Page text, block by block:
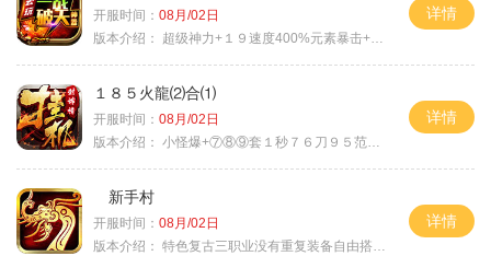
开服时间： 08月/02日
版本介绍：
超级神力+１９速度400%元素暴击+６６
详情
１８５火龍⑵合⑴
开服时间： 08月/02日
版本介绍： 小怪爆+⑦⑧⑨套１秒７６刀９５范围捡
详情
新手村
开服时间： 08月/02日
版本介绍： 特色复古三职业没有重复装备自由搭配私
详情